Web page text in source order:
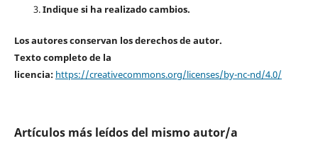
Indique si ha realizado cambios.
Los autores conservan los derechos de autor.
Texto completo de la
licencia: https://creativecommons.org/licenses/by-nc-nd/4.0/
Artículos más leídos del mismo autor/a